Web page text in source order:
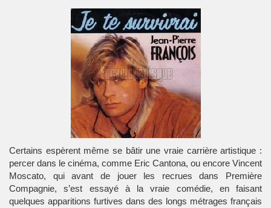
Certains espèrent même se bâtir une vraie carrière artistique :
percer dans le cinéma, comme Eric Cantona, ou encore Vincent
Moscato, qui avant de jouer les recrues dans Première
Compagnie, s’est essayé à la vraie comédie, en faisant
quelques apparitions furtives dans des longs métrages français